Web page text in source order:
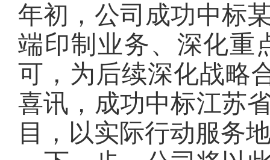
年初，公司成功中标
端印制业务、深化重
可，为后续深化战略
喜讯，成功中标江苏
目，以实际行动服务